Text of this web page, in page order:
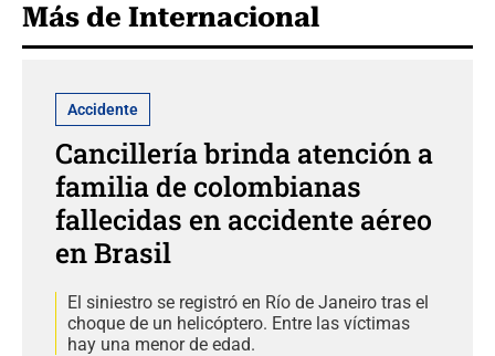
Más de Internacional
Accidente
Cancillería brinda atención a
familia de colombianas
fallecidas en accidente aéreo
en Brasil
El siniestro se registró en Río de Janeiro tras el
choque de un helicóptero. Entre las víctimas
hay una menor de edad.